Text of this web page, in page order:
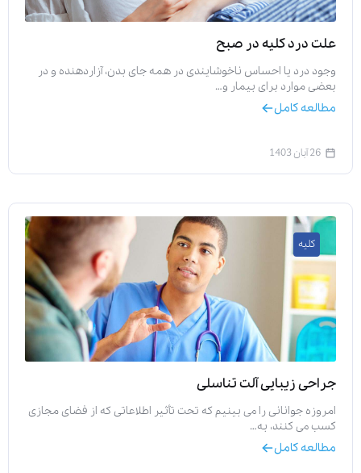
علت درد کلیه در صبح
وجود درد یا احساس ناخوشایندی در همه جای بدن، آزاردهنده و در
بعضی موارد برای بیمار و…
مطالعه کامل
26 آبان 1403
کلیه
جراحی زیبایی آلت تناسلی
امروزه جوانانی را می بینیم که تحت تأثیر اطلاعاتی که از فضای مجازی
کسب می کنند، به…
مطالعه کامل